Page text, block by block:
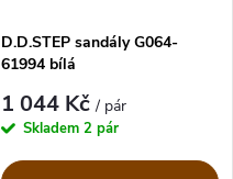
D.D.STEP sandály G064-
61994 bílá
1 044 Kč/ pár
Skladem 2 pár